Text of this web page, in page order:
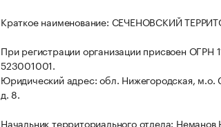
Краткое наименование: СЕЧЕНОВСКИЙ
При регистрации организации присвоен
523001001.
Юридический адрес: обл. Нижегородская, м.о.
д. 8.
Начальник территориального отдела: